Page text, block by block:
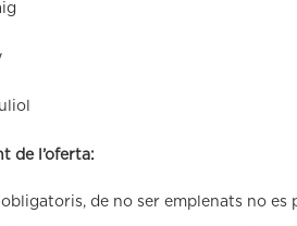
de l’oferta:
de no ser emplenats no es